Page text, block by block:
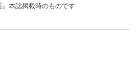
本誌掲載時のものです